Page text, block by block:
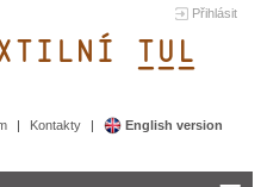
Přihlásit
TUL&
Kontakty English version